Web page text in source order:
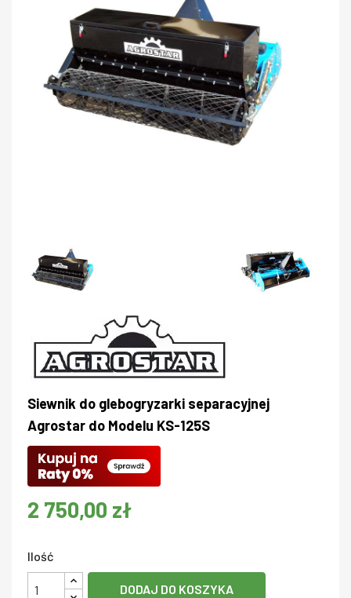
Siewnik do glebogryzarki separacyjnej
Agrostar do Modelu KS-125S
2 750,00 zł
Ilość
DODAJ DO KOSZYKA